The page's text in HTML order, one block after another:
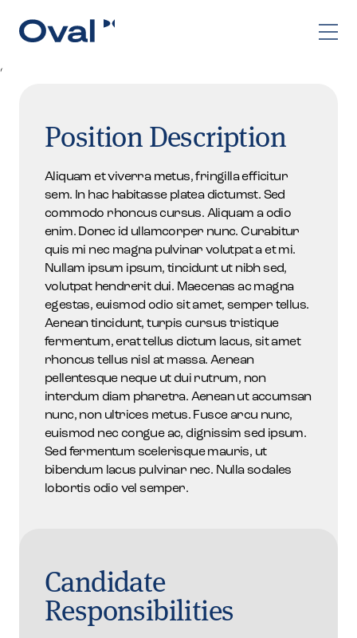
dsdsds
Position Description
Aliquam et viverra metus, fringilla efficitur
sem. In hac habitasse platea dictumst. Sed
commodo rhoncus cursus. Aliquam a odio
enim. Donec id ullamcorper nunc. Curabitur
quis mi nec magna pulvinar volutpat a et mi.
Nullam ipsum ipsum, tincidunt ut nibh sed,
volutpat hendrerit dui. Maecenas ac magna
egestas, euismod odio sit amet, semper tellus.
Aenean tincidunt, turpis cursus tristique
fermentum, erat tellus dictum lacus, sit amet
rhoncus tellus nisl at massa. Aenean
pellentesque neque ut dui rutrum, non
interdum diam pharetra. Aenean ut accumsan
nunc, non ultrices metus. Fusce arcu nunc,
euismod nec congue ac, dignissim sed ipsum.
Sed fermentum scelerisque mauris, ut
bibendum lacus pulvinar nec. Nulla sodales
lobortis odio vel semper.
Candidate
Responsibilities